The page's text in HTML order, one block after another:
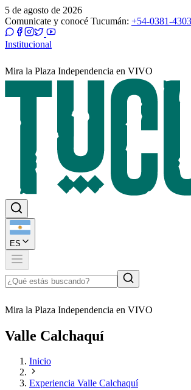
5 de agosto de 2026
Comunicate y conocé Tucumán: +54-0381-
Institucional
Mira la Plaza Independencia en VIVO
ES
Mira la Plaza Independencia en VIVO
Valle Calchaquí
Inicio
Experiencia Valle Calchaquí